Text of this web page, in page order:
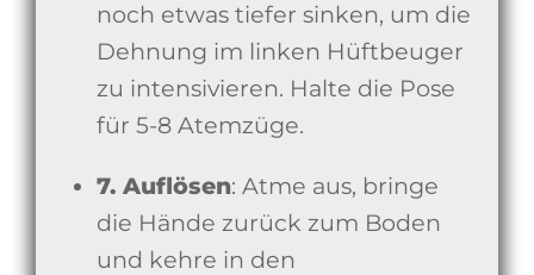
noch etwas tiefer sinken, um die
Dehnung im linken Hüftbeuger
zu intensivieren. Halte die Pose
für 5-8 Atemzüge.
7. Auflösen: Atme aus, bringe
die Hände zurück zum Boden
und kehre in den